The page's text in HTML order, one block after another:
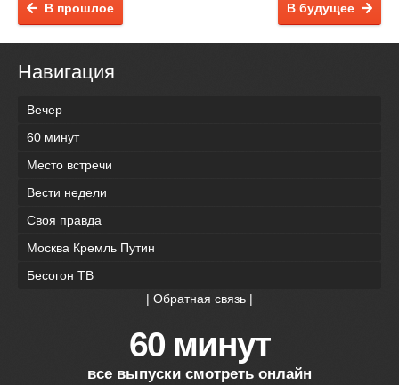
В будущее
В прошлое
Навигация
Вечер
60 минут
Место встречи
Вести недели
Своя правда
Москва Кремль Путин
Бесогон ТВ
| Обратная связь |
60 минут
все выпуски смотреть онлайн